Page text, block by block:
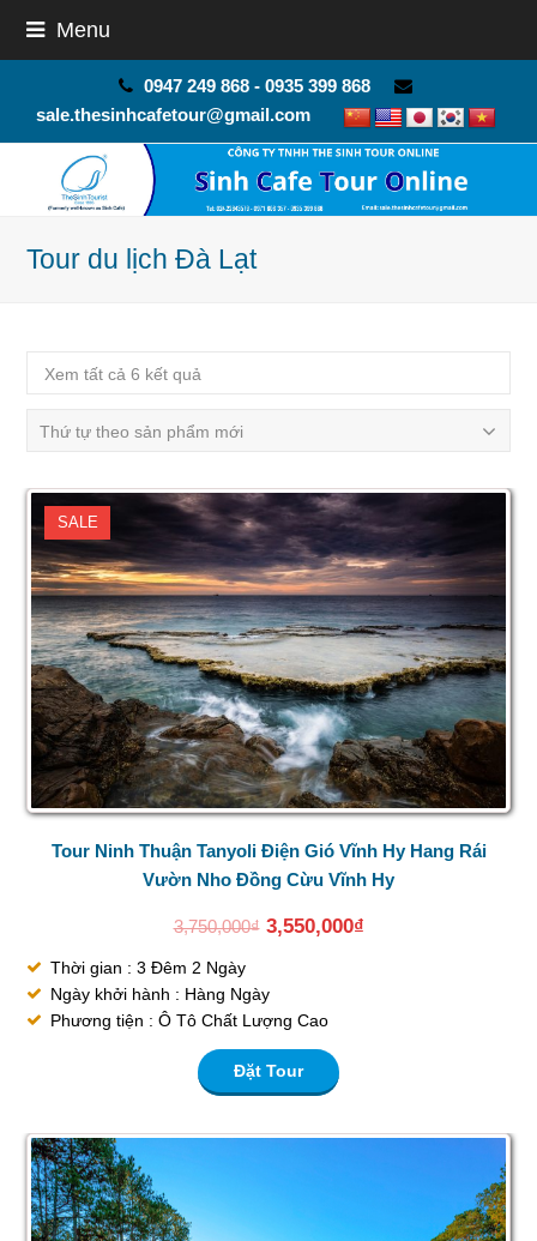
Menu
0947 249 868 - 0935 399 868
sale.thesinhcafetour@gmail.com
Tour du lịch Đà Lạt
Xem tất cả 6 kết quả
Thứ tự theo sản phẩm mới
SALE
Tour Ninh Thuận Tanyoli Điện Gió Vĩnh Hy Hang Rái
Vườn Nho Đồng Cừu Vĩnh Hy
3,750,000₫ 3,550,000₫
Thời gian : 3 Đêm 2 Ngày
Ngày khởi hành : Hàng Ngày
Phương tiện : Ô Tô Chất Lượng Cao
Đặt Tour